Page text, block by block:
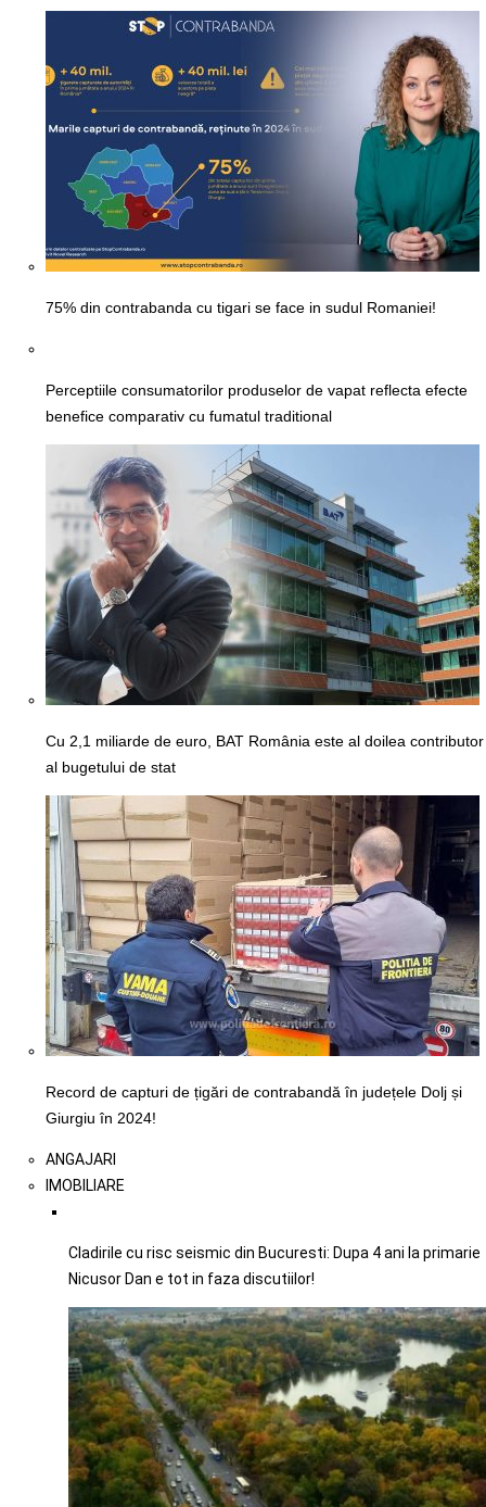
75% din contrabanda cu tigari se face in sudul Romaniei!
Perceptiile consumatorilor produselor de vapat reflecta efecte
benefice comparativ cu fumatul traditional
Cu 2,1 miliarde de euro, BAT România este al doilea contributor
al bugetului de stat
Record de capturi de țigări de contrabandă în județele Dolj și
Giurgiu în 2024!
ANGAJARI
IMOBILIARE
Cladirile cu risc seismic din Bucuresti: Dupa 4 ani la primarie
Nicusor Dan e tot in faza discutiilor!